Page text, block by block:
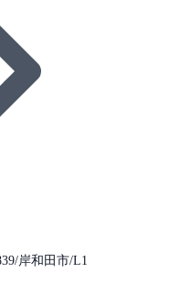
岸和田市/L1